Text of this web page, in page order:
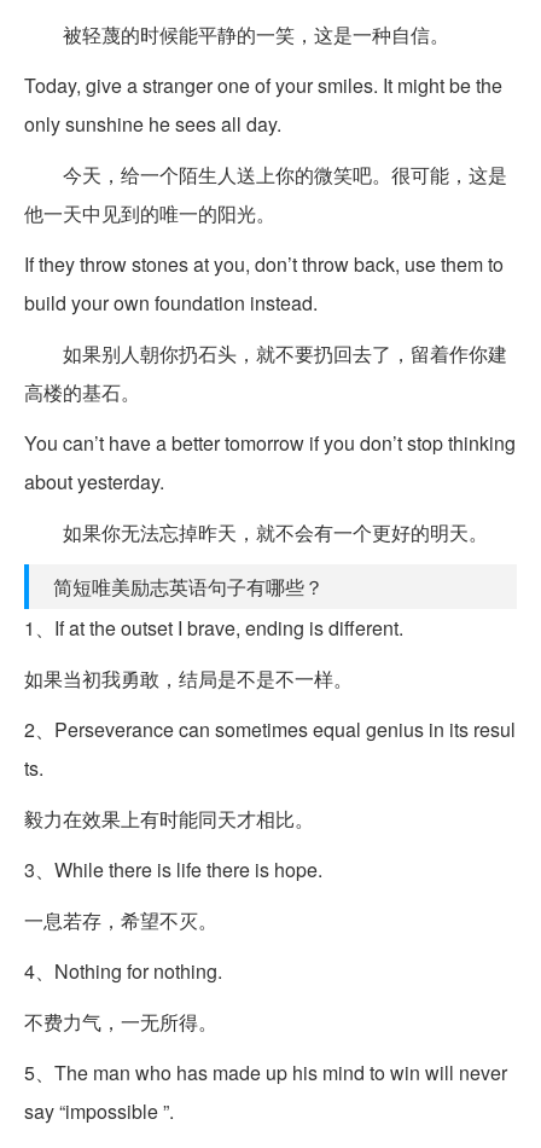
被轻蔑的时候能平静的一笑，这是一种自信。
Today, give a stranger one of your smiles. It might be the
only sunshine he sees all day.
今天，给一个陌生人送上你的微笑吧。很可能，这是
他一天中见到的唯一的阳光。
If they throw stones at you, don’t throw back, use them to
build your own foundation instead.
如果别人朝你扔石头，就不要扔回去了，留着作你建
高楼的基石。
You can’t have a better tomorrow if you don’t stop thinking
about yesterday.
如果你无法忘掉昨天，就不会有一个更好的明天。
简短唯美励志英语句子有哪些？
1、If at the outset I brave, ending is different.
如果当初我勇敢，结局是不是不一样。
2、Perseverance can sometimes equal genius in its resul
ts.
毅力在效果上有时能同天才相比。
3、While there is life there is hope.
一息若存，希望不灭。
4、Nothing for nothing.
不费力气，一无所得。
5、The man who has made up his mind to win will never
say “impossible ”.